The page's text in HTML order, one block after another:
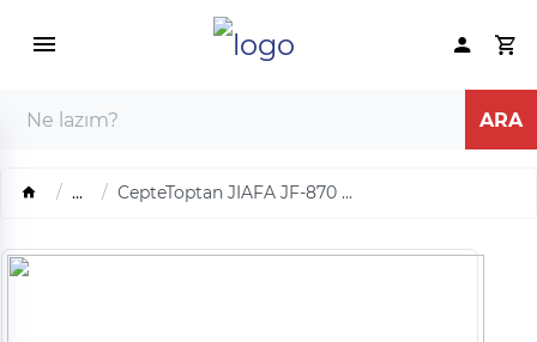
... CepteToptan JIAFA JF-870 ...